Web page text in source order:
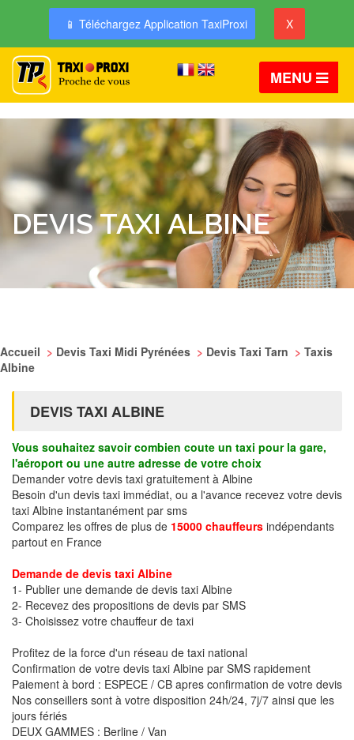
📱 Téléchargez Application TaxiProxi X
MENU
DEVIS TAXI ALBINE
Accueil > Devis Taxi Midi Pyrénées > Devis Taxi Tarn > Taxis
Albine
DEVIS TAXI ALBINE
Vous souhaitez savoir combien coute un taxi pour la gare,
l'aéroport ou une autre adresse de votre choix
Demander votre devis taxi gratuitement à Albine
Besoin d'un devis taxi immédiat, ou a l'avance recevez votre devis
taxi Albine instantanément par sms
Comparez les offres de plus de 15000 chauffeurs indépendants
partout en France
Demande de devis taxi Albine
1- Publier une demande de devis taxi Albine
2- Recevez des propositions de devis par SMS
3- Choisissez votre chauffeur de taxi
Profitez de la force d'un réseau de taxi national
Confirmation de votre devis taxi Albine par SMS rapidement
Paiement à bord : ESPECE / CB apres confirmation de votre devis
Nos conseillers sont à votre disposition 24h/24, 7j/7 ainsi que les
jours fériés
DEUX GAMMES : Berline / Van